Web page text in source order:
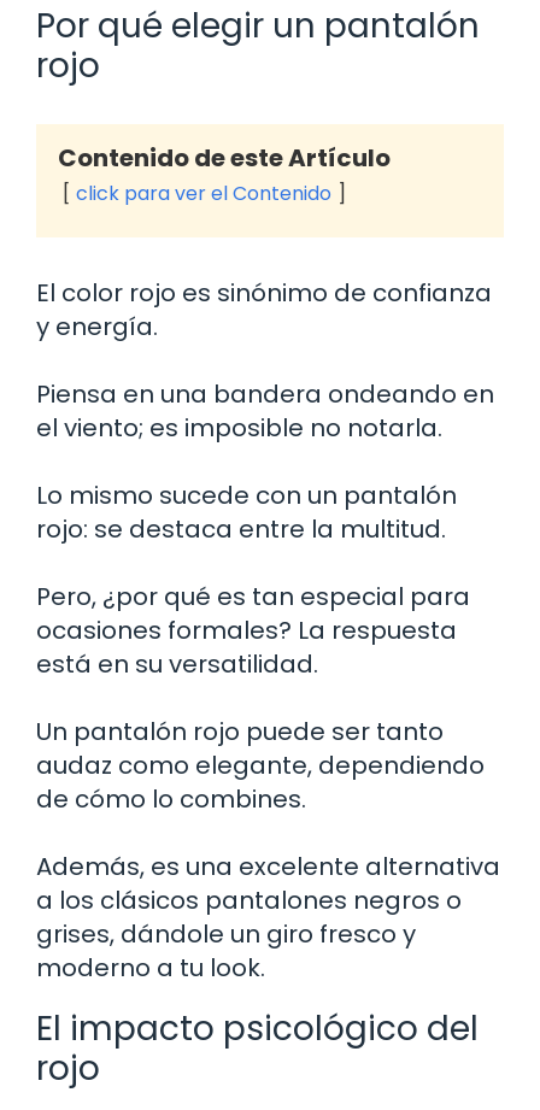
Por qué elegir un pantalón
rojo
Contenido de este Artículo
click para ver el Contenido
El color rojo es sinónimo de confianza
y energía.
Piensa en una bandera ondeando en
el viento; es imposible no notarla.
Lo mismo sucede con un pantalón
rojo: se destaca entre la multitud.
Pero, ¿por qué es tan especial para
ocasiones formales? La respuesta
está en su versatilidad.
Un pantalón rojo puede ser tanto
audaz como elegante, dependiendo
de cómo lo combines.
Además, es una excelente alternativa
a los clásicos pantalones negros o
grises, dándole un giro fresco y
moderno a tu look.
El impacto psicológico del
rojo